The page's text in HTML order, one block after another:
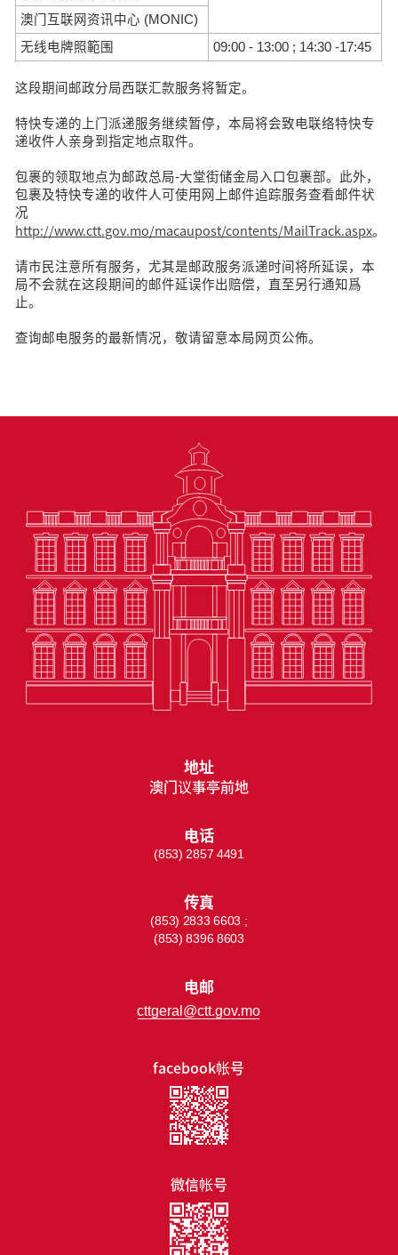
澳门互联网资讯中心 (MONIC)
无线电牌照範围
09:00 - 13:00 ; 14:30 -17:45
这段期间邮政分局西联汇款服务将暂定。
特快专递的上门派递服务继续暂停，本局将会致电联络特快专
递收件人亲身到指定地点取件。
包裹的领取地点为邮政总局-大堂街储金局入口包裹部。此外，
包裹及特快专递的收件人可使用网上邮件追踪服务查看邮件状
况
http://www.ctt.gov.mo/macaupost/contents/MailTrack.aspx。
请市民注意所有服务，尤其是邮政服务派递时间将所延误，本
局不会就在这段期间的邮件延误作出赔偿，直至另行通知爲
止。
查询邮电服务的最新情况，敬请留意本局网页公佈。
facebook帐号
微信帐号
地址
澳门议事亭前地
电话
(853) 2857 4491
传真
(853) 2833 6603 ;
(853) 8396 8603
电邮
cttgeral@ctt.gov.mo